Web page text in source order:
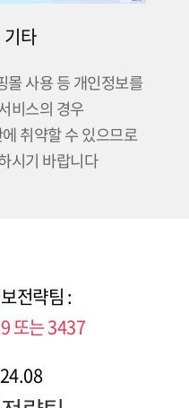
기타
몰 사용 등 개인정보를
비스의 경우
취약할 수 있으므로
시기 바랍니다
전략팀 :
또는 3437